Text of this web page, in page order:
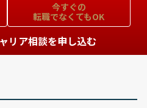
今すぐの
転職でなくてもOK
リア相談を申し込む